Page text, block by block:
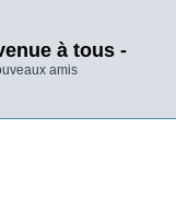
à tous -
amis